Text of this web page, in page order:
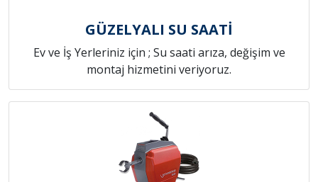
GÜZELYALI SU SAATİ
Ev ve İş Yerleriniz için ; Su saati arıza, değişim ve
montaj hizmetini veriyoruz.